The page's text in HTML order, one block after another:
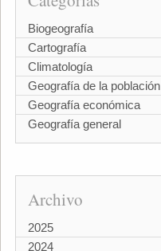
Biogeografía
Cartografía
Climatología
Geografía de la población
Geografía económica
Geografía general
Archivo
2025
2024